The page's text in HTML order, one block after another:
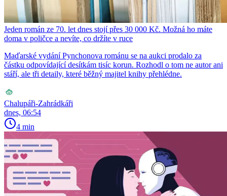
Jeden román ze 70. let dnes stojí přes 30 000 Kč. Možná ho máte
doma v poličce a nevíte, co držíte v ruce
Maďarské vydání Pynchonova románu se na aukci prodalo za
částku odpovídající desítkám tisíc korun. Rozhodl o tom ne autor ani
stáří, ale tři detaily, které běžný majitel knihy přehlédne.
Chalupáři-Zahrádkáři
dnes, 06:54
4 min